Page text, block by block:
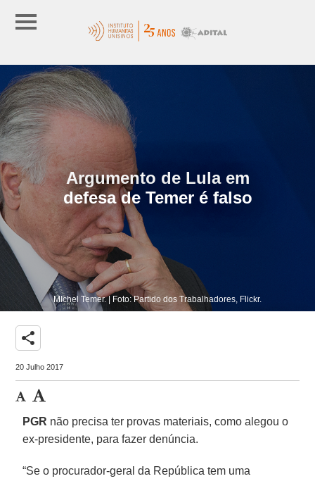
Argumento de Lula em
defesa de Temer é falso
MIchel Temer. | Foto: Partido dos Trabalhadores, Flickr.
share
20 Julho 2017
PGR não precisa ter provas materiais, como alegou o
ex-presidente, para fazer denúncia.
“Se o procurador-geral da República tem uma